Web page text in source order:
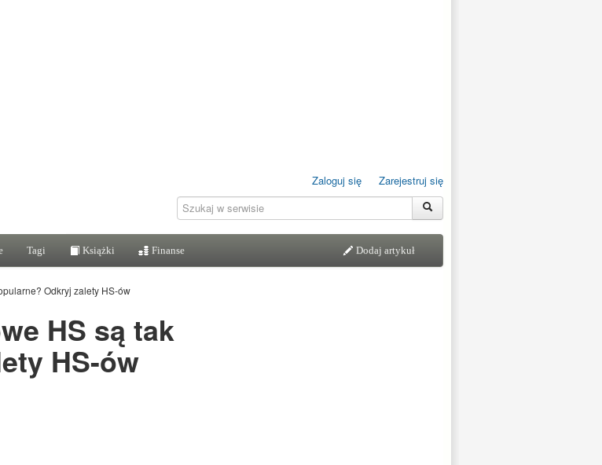
Zaloguj się Zarejestruj się
Tagi Książki Finanse Dodaj artykuł
Odkryj zalety HS-ów
HS są tak
HS-ów